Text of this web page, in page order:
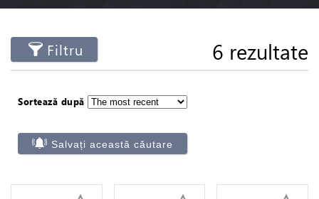
Filtru 6 rezultate
Sortează după
Salvați această căutare